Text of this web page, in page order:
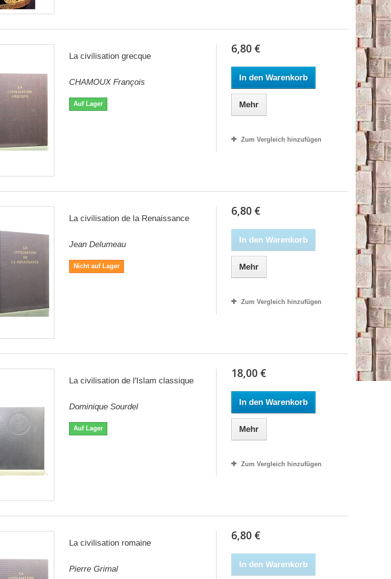
La civilisation grecque
CHAMOUX François
Auf Lager
6,80 €
In den Warenkorb
Mehr
Zum Vergleich hinzufügen
La civilisation de la Renaissance
Jean Delumeau
Nicht auf Lager
6,80 €
In den Warenkorb
Mehr
Zum Vergleich hinzufügen
La civilisation de l'Islam classique
Dominique Sourdel
Auf Lager
18,00 €
In den Warenkorb
Mehr
Zum Vergleich hinzufügen
La civilisation romaine
Pierre Grimal
6,80 €
In den Warenkorb